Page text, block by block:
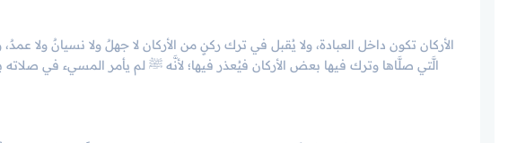
الأركان تكون داخل العبادة، ولا يُقبل في ترك ركنٍ من الأركان لا جهلٌ ولا نسيانٌ ولا
الَّتي صلَّاها وترك فيها بعض الأركان فيُعذر فيها؛ لأنَّه ﷺ لم يأمر المسيء في صلاته